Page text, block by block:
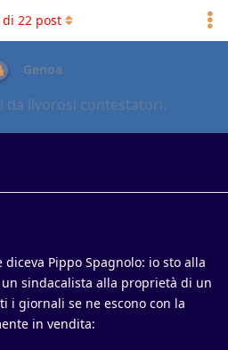
Genoa
da livorosi contestatori.
di 22post
Pippo Spagnolo: io sto alla
sindacalista alla proprietà di un
i giornali se ne escono con la
in vendita: